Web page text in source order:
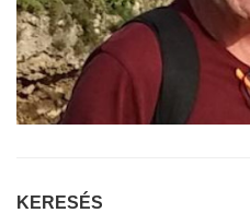
KERESÉS